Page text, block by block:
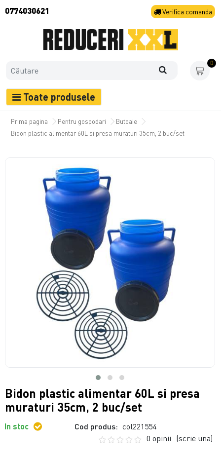
0774030621 Verifica comanda
0
Toate produsele
Prima pagina Pentru gospodari
Butoaie
Bidon plastic alimentar 60L si presa muraturi 35cm, 2 buc/set
Bidon plastic alimentar 60L si presa
muraturi 35cm, 2 buc/set
In stoc Cod produs: col221554
0 opinii (scrie una)